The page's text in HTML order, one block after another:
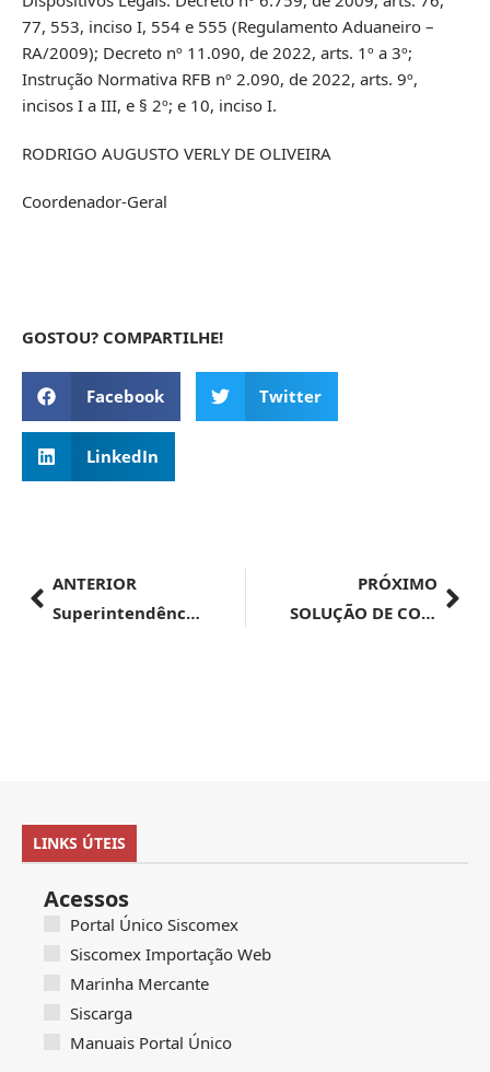
77, 553, inciso I, 554 e 555 (Regulamento Aduaneiro –
RA/2009); Decreto nº 11.090, de 2022, arts. 1º a 3º;
Instrução Normativa RFB nº 2.090, de 2022, arts. 9º,
incisos I a III, e § 2º; e 10, inciso I.
RODRIGO AUGUSTO VERLY DE OLIVEIRA
Coordenador-Geral
GOSTOU? COMPARTILHE!
Facebook Twitter
LinkedIn
ANTERIOR
Superintendência Regional da Receita Federal do Brasil 9ª Região Fiscal – AVISO DE LICITAÇÃO LEILÃO: ELETRÔNICO LICITAÇÃO: LEILÃO ELETRÔNICO Nº900100/000006/2024
PRÓXIMO
SOLUÇÃO DE CONSULTA Nº 160, DE 14 DE JUNHO DE 2024
LINKS ÚTEIS
Acessos
Portal Único Siscomex
Siscomex Importação Web
Marinha Mercante
Siscarga
Manuais Portal Único